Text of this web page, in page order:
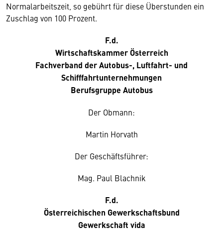
Normalarbeitszeit, so gebührt für diese Überstunden ein
Zuschlag von 100 Prozent.
F.d.
Wirtschaftskammer Österreich
Fachverband der Autobus-, Luftfahrt- und
Schifffahrtunternehmungen
Berufsgruppe Autobus
Der Obmann:
Martin Horvath
Der Geschäftsführer:
Mag. Paul Blachnik
F.d.
Österreichischen Gewerkschaftsbund
Gewerkschaft vida